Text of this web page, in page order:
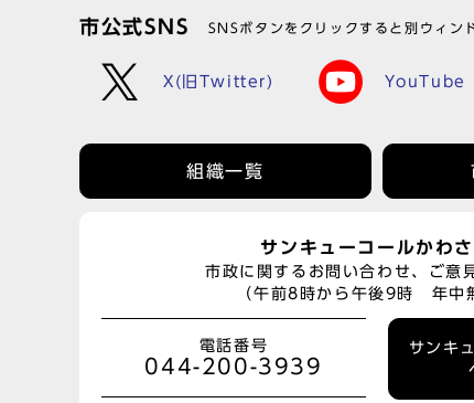
市公式SNS SNSボタンをクリックすると別ウィン
X(旧Twitter) YouTube
組織一覧
サンキューコールかわ
市政に関するお問い合わせ、ご意
（午前8時から午後9時 年中
電話番号
044-200-3939
サンキ